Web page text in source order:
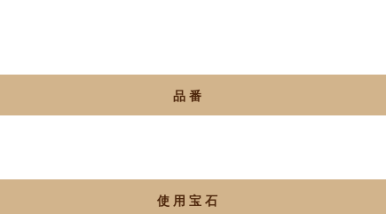
品 番
使 用 宝 石